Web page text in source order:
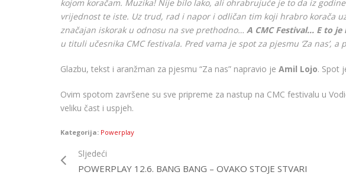
kojom koračam. Muzika! Nije bilo lako, ali ohrabrujuće je to da iz
vrijednost te iste. Uz trud, rad i napor i odličan tim koji hrabro korača
značajan iskorak u odnosu na sve prethodno… A CMC Festival… E to
u tituli učesnika CMC festivala. Pred vama je spot za pjesmu ‘Za nas’,
Glazbu, tekst i aranžman za pjesmu “Za nas” napravio je Amil Lojo. Spot
Ovim spotom završene su sve pripreme za nastup na CMC festivalu u
veliku čast i uspjeh.
Kategorija: Powerplay
Sljedeći
POWERPLAY 12.6. BANG BANG – OVAKO STOJE STVARI